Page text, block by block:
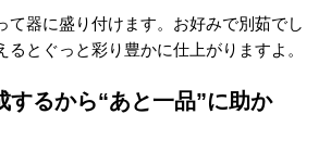
て器に盛り付けます。お好みで別茹でし
るとぐっと彩り豊かに仕上がりますよ。
するから“あと一品”に助か